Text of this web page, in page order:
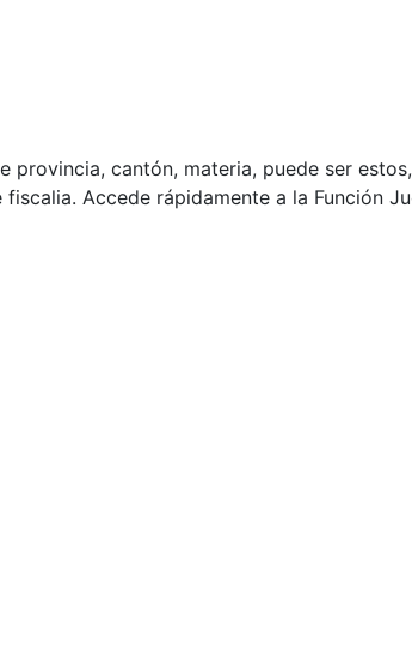
provincia, cantón, materia, puede ser
Accede rápidamente a la Función